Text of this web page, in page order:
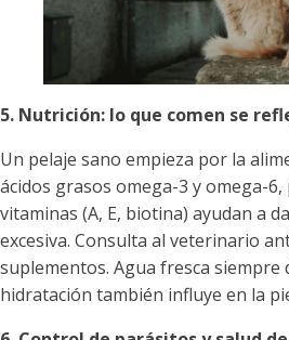
5. Nutrición: lo que comen se
Un pelaje sano empieza por la
ácidos grasos omega-3 y omega-
vitaminas (A, E, biotina) ayudan a
excesiva. Consulta al veterinario
suplementos. Agua fresca siempre
hidratación también influye en la